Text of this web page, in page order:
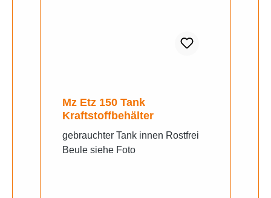
Mz Etz 150 Tank
Kraftstoffbehälter
gebrauchter Tank innen Rostfrei
Beule siehe Foto